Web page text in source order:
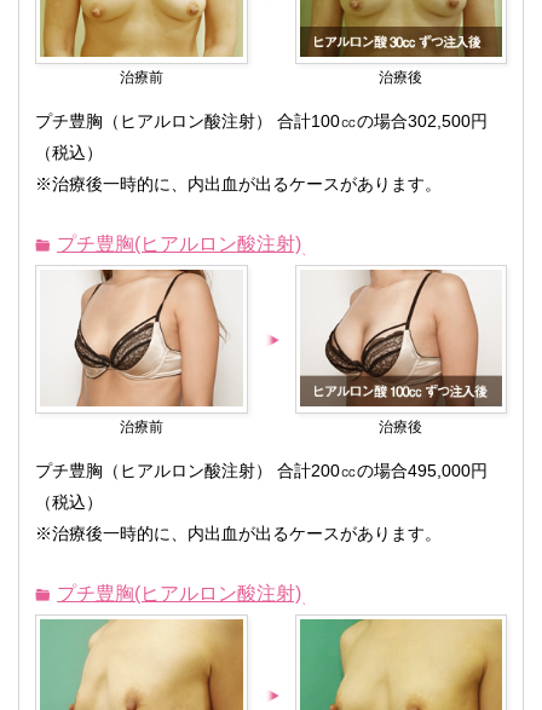
治療前 治療後
プチ豊胸（ヒアルロン酸注射） 合計100㏄の場合302,500円
（税込）
※治療後一時的に、内出血が出るケースがあります。
プチ豊胸(ヒアルロン酸注射)
治療前 治療後
プチ豊胸（ヒアルロン酸注射） 合計200㏄の場合495,000円
（税込）
※治療後一時的に、内出血が出るケースがあります。
プチ豊胸(ヒアルロン酸注射)